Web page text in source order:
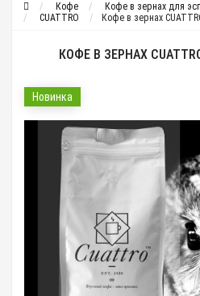
Кофе
Кофе в зернах для
CUATTRO
Кофе в зернах
КОФЕ В ЗЕРНАХ CUATTRO
Новинка